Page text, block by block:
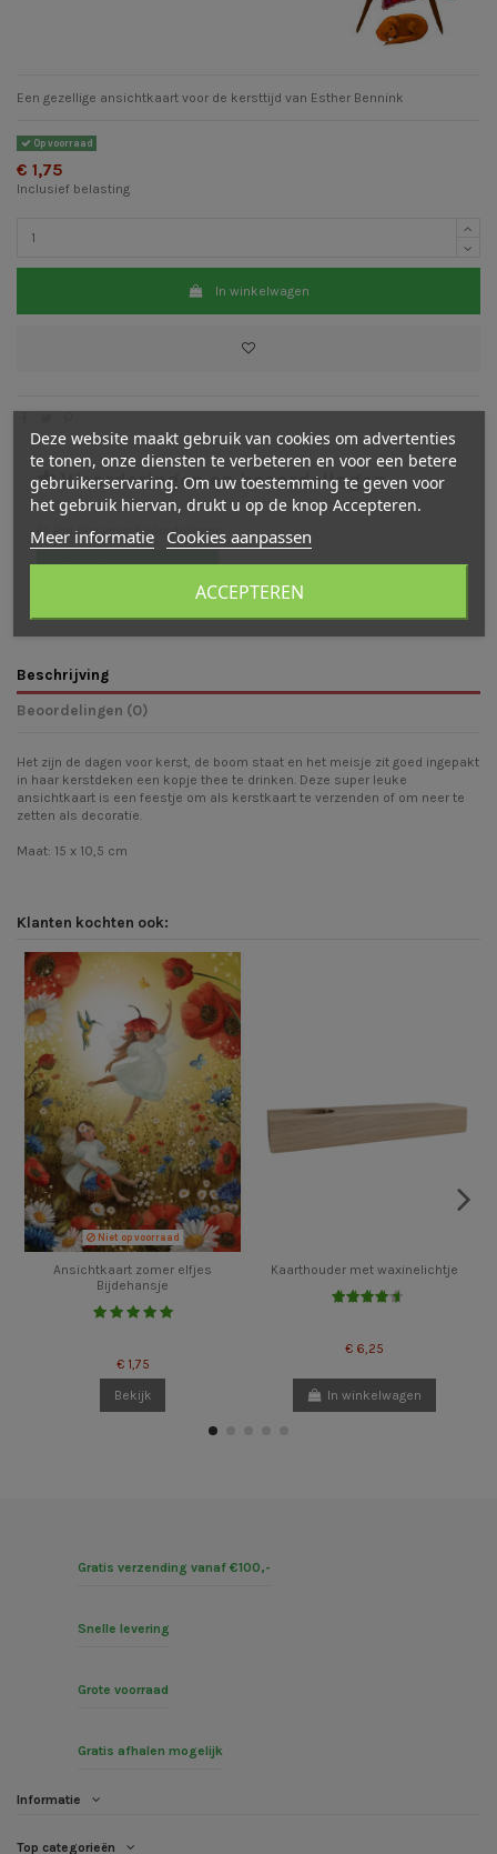
Een gezellige ansichtkaart voor de kersttijd van Esther Bennink
Op voorraad
€ 1,75
Inclusief belasting
In winkelwagen
Waarderingen en beoordelingen
Er zijn nog geen beoordelingen
Schrijf een beoordeling
Beschrijving
Beoordelingen (0)
Het zijn de dagen voor kerst, de boom staat en het meisje zit goed ingepakt
in haar kerstdeken een kopje thee te drinken. Deze super leuke
ansichtkaart is een feestje om als kerstkaart te verzenden of om neer te
zetten als decoratie.
Maat: 15 x 10,5 cm
Klanten kochten ook:
Niet op voorraad
Ansichtkaart zomer elfjes
Bijdehansje
€ 1,75
Bekijk
Kaarthouder met waxinelichtje
€ 6,25
In winkelwagen
Gratis verzending vanaf €100,-
Snelle levering
Grote voorraad
Gratis afhalen mogelijk
Informatie
Top categorieën
Deze website maakt gebruik van cookies om advertenties
te tonen, onze diensten te verbeteren en voor een betere
gebruikerservaring. Om uw toestemming te geven voor
het gebruik hiervan, drukt u op de knop Accepteren.
Meer informatie Cookies aanpassen
ACCEPTEREN